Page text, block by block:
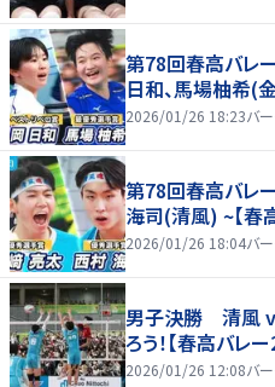
第78回春高バレ
日和、馬場柚希(
2026/01/26 18:23バ
第78回春高バレ
海司(清風) ~【春
2026/01/26 18:04バ
男子決勝 清風
ろう！【春高バレ
2026/01/26 12:08バ